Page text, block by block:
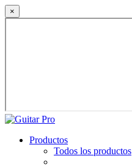
×
Productos
Todos los productos